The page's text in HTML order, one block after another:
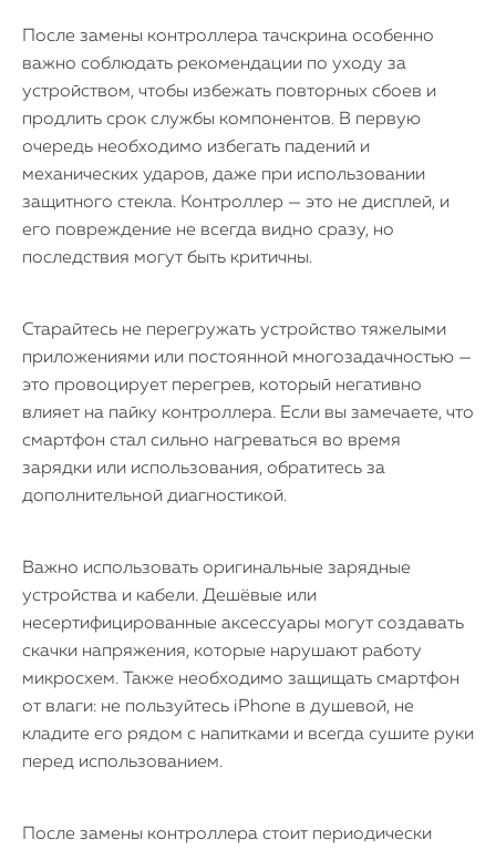
После замены контроллера тачскрина особенно
важно соблюдать рекомендации по уходу за
устройством, чтобы избежать повторных сбоев и
продлить срок службы компонентов. В первую
очередь необходимо избегать падений и
механических ударов, даже при использовании
защитного стекла. Контроллер — это не дисплей, и
его повреждение не всегда видно сразу, но
последствия могут быть критичны.
Старайтесь не перегружать устройство тяжелыми
приложениями или постоянной многозадачностью —
это провоцирует перегрев, который негативно
влияет на пайку контроллера. Если вы замечаете, что
смартфон стал сильно нагреваться во время
зарядки или использования, обратитесь за
дополнительной диагностикой.
Важно использовать оригинальные зарядные
устройства и кабели. Дешёвые или
несертифицированные аксессуары могут создавать
скачки напряжения, которые нарушают работу
микросхем. Также необходимо защищать смартфон
от влаги: не пользуйтесь iPhone в душевой, не
кладите его рядом с напитками и всегда сушите руки
перед использованием.
После замены контроллера стоит периодически